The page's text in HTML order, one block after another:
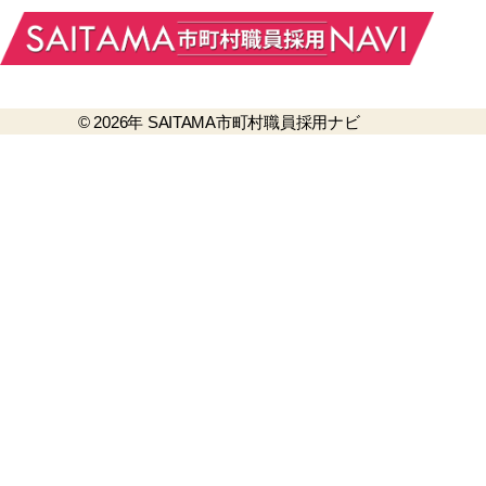
© 2026年 SAITAMA市町村職員採用ナビ